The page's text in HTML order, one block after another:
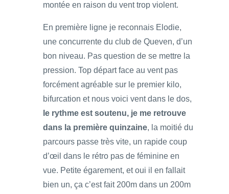
montée en raison du vent trop violent.
En première ligne je reconnais Elodie,
une concurrente du club de Queven, d’un
bon niveau. Pas question de se mettre la
pression. Top départ face au vent pas
forcément agréable sur le premier kilo,
bifurcation et nous voici vent dans le dos,
le rythme est soutenu, je me retrouve
dans la première quinzaine, la moitié du
parcours passe très vite, un rapide coup
d’œil dans le rétro pas de féminine en
vue. Petite égarement, et oui il en fallait
bien un, ça c’est fait 200m dans un 200m